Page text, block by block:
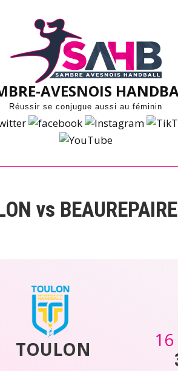
AVESNOIS
Réussir se conjugue aussi au féminin
vs BEAUREPAIRE
TOULON